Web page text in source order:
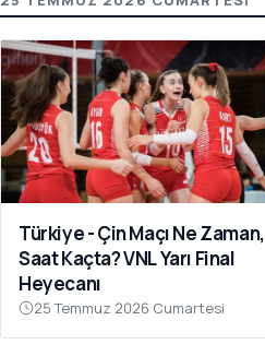
Türkiye - Çin Maçı Ne Zaman,
Saat Kaçta? VNL Yarı Final
Heyecanı
25 Temmuz 2026 Cumartesi